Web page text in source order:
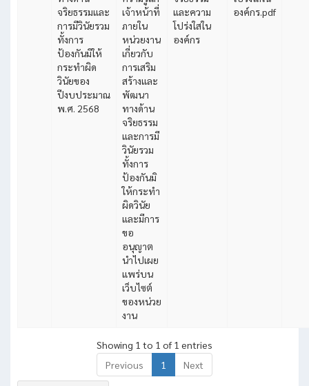
จริยธรรมและ
การมีวินัยรวม
ทั้งการ
ป้องกันมิให้
กระทำผิด
วินัยของ
ปีงบประมาณ
พ.ศ. 2568
เจ้าหน้าที่
ภายใน
หน่วยงาน
เกี่ยวกับ
การเสริม
สร้างและ
พัฒนา
ทางด้าน
จริยธรรม
และการมี
วินัยรวม
ทั้งการ
ป้องกันมิ
ให้กระทำ
ผิดวินัย
และมีการ
ขอ
อนุญาต
นำไปเผย
แพร่บน
เว็บไซต์
ของหน่วย
งาน
และความ
โปร่งใสใน
องค์กร
องค์กร.pdf
Showing 1 to 1 of 1 entries
Previous
1 Next